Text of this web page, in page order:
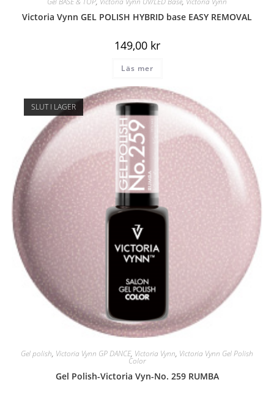
Victoria Vynn GEL POLISH HYBRID base EASY REMOVAL
149,00 kr
Läs mer
SLUT I LAGER
Gel polish, Victoria Vynn GP DANCE, Victoria Vynn, Victoria Vynn Gel Polish
Color
Gel Polish-Victoria Vyn-No. 259 RUMBA